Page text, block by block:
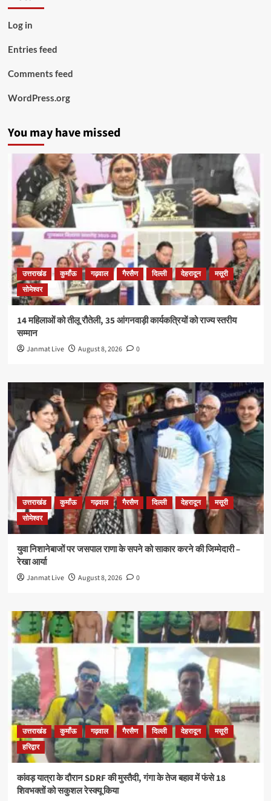
Log in
Entries feed
Comments feed
WordPress.org
You may have missed
उत्तराखंड कुमाँऊ गढ़वाल गैरसैण दिल्ली देहरादून
मसूरी
सोमेश्वर
14 महिलाओं को तीलू रौतेली, 35 आंगनवाड़ी कार्यकत्रियों को राज्य स्तरीय
सम्मान
Janmat Live August 8, 2026 0
उत्तराखंड कुमाँऊ गढ़वाल गैरसैण दिल्ली देहरादून
मसूरी
सोमेश्वर
युवा निशानेबाजों पर जसपाल राणा के सपने को साकार करने की जिम्मेदारी –
रेखा आर्या
Janmat Live August 8, 2026 0
उत्तराखंड कुमाँऊ गढ़वाल गैरसैण दिल्ली देहरादून
मसूरी
हरिद्वार
कांवड़ यात्रा के दौरान SDRF की मुस्तैदी, गंगा के तेज बहाव में फंसे 18
शिवभक्तों को सकुशल रेस्क्यू किया